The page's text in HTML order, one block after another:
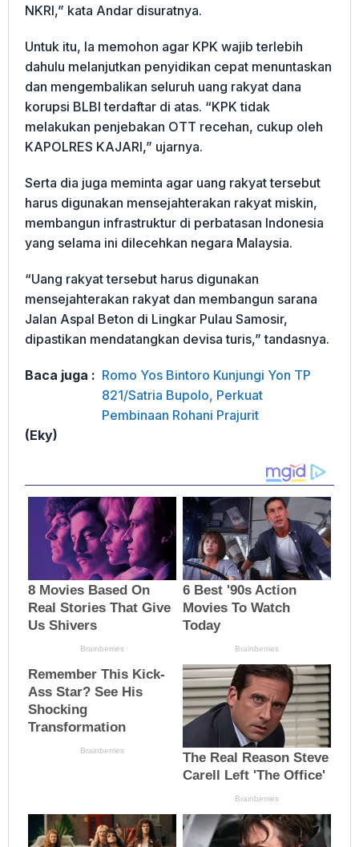
NKRI,” kata Andar disuratnya.
Untuk itu, Ia memohon agar KPK wajib terlebih
dahulu melanjutkan penyidikan cepat menuntaskan
dan mengembalikan seluruh uang rakyat dana
korupsi BLBI terdaftar di atas. “KPK tidak
melakukan penjebakan OTT recehan, cukup oleh
KAPOLRES KAJARI,” ujarnya.
Serta dia juga meminta agar uang rakyat tersebut
harus digunakan mensejahterakan rakyat miskin,
membangun infrastruktur di perbatasan Indonesia
yang selama ini dilecehkan negara Malaysia.
“Uang rakyat tersebut harus digunakan
mensejahterakan rakyat dan membangun sarana
Jalan Aspal Beton di Lingkar Pulau Samosir,
dipastikan mendatangkan devisa turis,” tandasnya.
Baca juga : Romo Yos Bintoro Kunjungi Yon TP
821/Satria Bupolo, Perkuat
Pembinaan Rohani Prajurit
(Eky)